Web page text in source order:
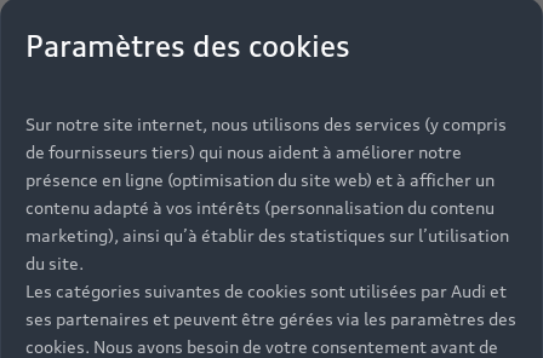
Paramètres des cookies
Sur notre site internet, nous utilisons des services (y compris
de fournisseurs tiers) qui nous aident à améliorer notre
présence en ligne (optimisation du site web) et à afficher un
contenu adapté à vos intérêts (personnalisation du contenu
marketing), ainsi qu’à établir des statistiques sur l’utilisation
du site.
Les catégories suivantes de cookies sont utilisées par Audi et
ses partenaires et peuvent être gérées via les paramètres des
cookies. Nous avons besoin de votre consentement avant de